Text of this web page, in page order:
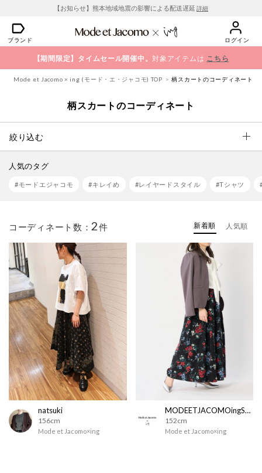
【お知らせ】熊本地域地震の影響による配送遅延 詳細
ブランド ログイン
【期間限定】タイムセール開催中。対象アイテムは こちら
Mode et Jacomo × ing (モード・エ・ジャコモ) TOP 柄スカートのコーディネート
柄スカートのコーディネート
絞り込む
人気のタグ
#モードエジャコモ #キレイめ #レイヤードスタイル #Tシャツ
コーディネート数： 2件 新着順 人気順
natsuki
156cm
Mode et Jacomo×ing
MODEETJACOMOingSTAFF
152cm
Mode et Jacomo×ing